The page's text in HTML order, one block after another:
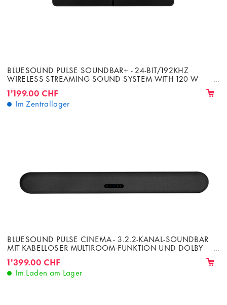
BLUESOUND PULSE SOUNDBAR+ - 24-BIT/192KHZ
WIRELESS STREAMING SOUND SYSTEM WITH 120 W
1'199.00 CHF
Im Zentrallager
BLUESOUND PULSE CINEMA - 3.2.2-KANAL-SOUNDBAR
MIT KABELLOSER MULTIROOM-FUNKTION UND DOLBY
1'399.00 CHF
Im Laden am Lager